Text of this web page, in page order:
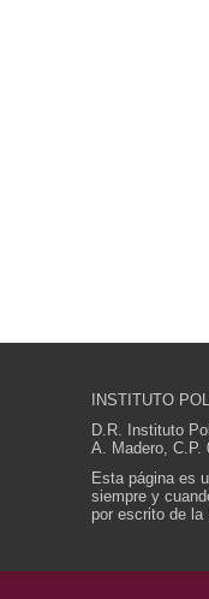
INSTITUTO
D.R. Instituto
A. Madero, C.P.
Esta página es
siempre y
por escrito de la